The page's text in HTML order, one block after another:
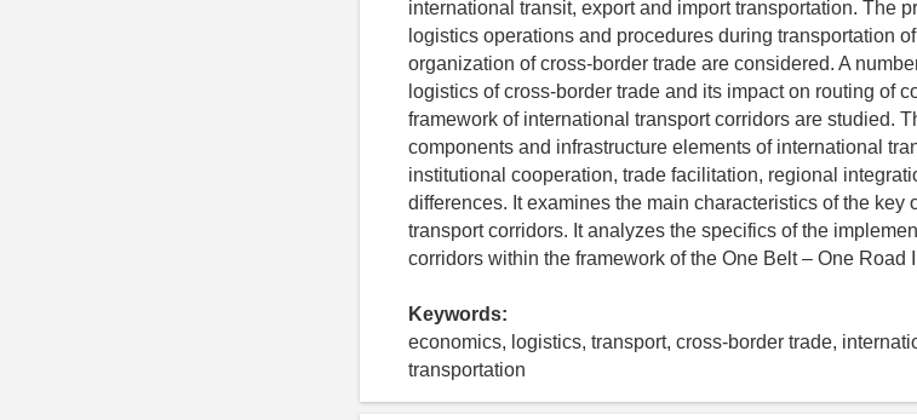
international transit, export and import transportation. The
logistics operations and procedures during transportation
organization of cross-border trade are considered. A
logistics of cross-border trade and its impact on routing of
framework of international transport corridors are studied.
components and infrastructure elements of international
institutional cooperation, trade facilitation, regional
differences. It examines the main characteristics of the key
transport corridors. It analyzes the specifics of the
corridors within the framework of the One Belt – One Road
Keywords:
economics, logistics, transport, cross-border trade,
transportation